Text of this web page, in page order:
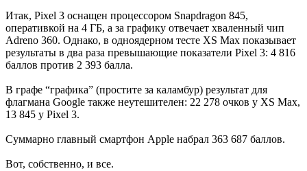
Итак, Pixel 3 оснащен процессором Snapdragon 845,
оперативкой на 4 ГБ, а за графику отвечает хваленный чип
Adreno 360. Однако, в одноядерном тесте XS Max показывает
результаты в два раза превышающие показатели Pixel 3: 4 816
баллов против 2 393 балла.
В графе “графика” (простите за каламбур) результат для
флагмана Google также неутешителен: 22 278 очков у XS Max,
13 845 у Pixel 3.
Суммарно главный смартфон Apple набрал 363 687 баллов.
Вот, собственно, и все.